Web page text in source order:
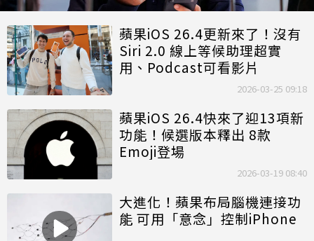
蘋果iOS 26.4更新來了！沒有
Siri 2.0 線上等候助理超實
用、Podcast可看影片
2026-03-25 09:18
蘋果iOS 26.4快來了迎13項新
功能！候選版本釋出 8款
Emoji登場
2026-03-19 08:40
大進化！蘋果布局腦機連接功
能 可用「意念」控制iPhone